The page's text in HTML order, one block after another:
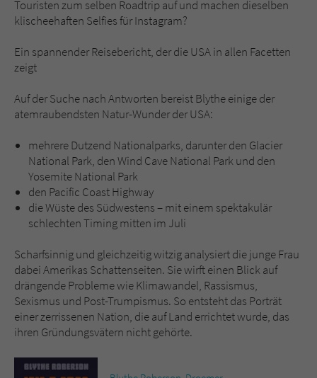
Touristen zum selben Roadtrip auf und machen dieselben
klischeehaften Selfies für Instagram?
Ein spannender Reisebericht, der die USA in allen Facetten
zeigt
Auf der Suche nach Antworten bereist Blythe einige der
atemraubendsten Natur-Wunder der USA:
mehrere Dutzend Nationalparks, darunter den Glacier
National Park, den Wind Cave National Park und den
Yosemite National Park
den Pacific Coast Highway
die Wüste des Südwestens – mit einem spektakulär
schlechten Timing mitten im Juli
Scharfsinnig und gleichzeitig witzig analysiert die junge Frau
dabei Amerikas Schattenseiten. Sie wirft einen Blick auf
drängende Probleme wie Klimawandel, Rassismus,
Sexismus und Post-Trumpismus. So entsteht das Porträt
einer zerrissenen Nation, die auf Land errichtet wurde, das
ihren Gründungsvätern nicht gehörte.
Sicherheitscode des Kontaktformulars zu
überprüfen.